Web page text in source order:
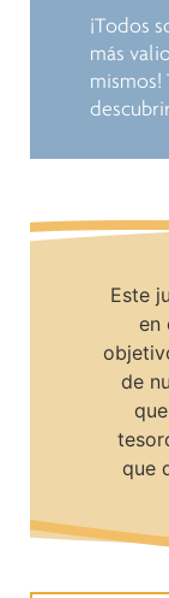
¡Todos
más
mismos!
Este
en
de
que